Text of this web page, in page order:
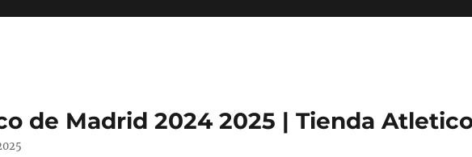
de Madrid 2024 2025 | Tienda